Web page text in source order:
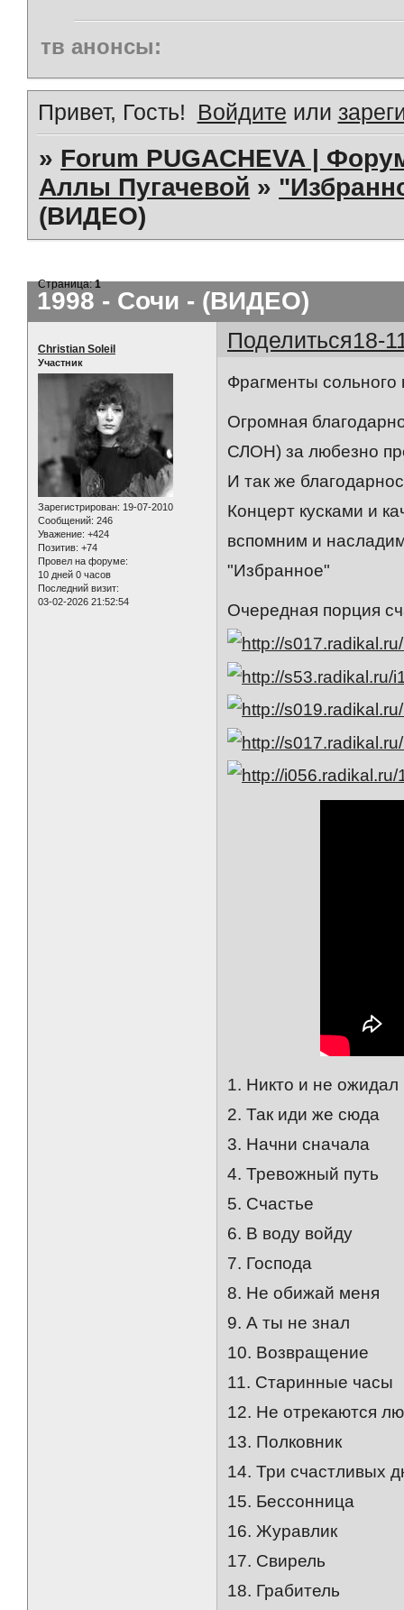
тв анонсы:
Привет, Гость! Войдите или
» Forum PUGACHEVA |
Аллы Пугачевой »
(ВИДЕО)
1998 - Сочи - (ВИДЕО)
Страница:1
Поделиться18-
Christian Soleil
Участник
Зарегистрирован: 19-07-2010
Сообщений: 246
Уважение: +424
Позитив: +74
Провел на форуме:
10 дней 0 часов
Последний визит:
03-02-2026 21:52:54
Фрагменты
Огромная
СЛОН) за любезно
И так же
Концерт кусками и
вспомним и
"Избранное"
Очередная порция
1. Никто и не ожидал
2. Так иди же сюда
3. Начни сначала
4. Тревожный путь
5. Счастье
6. В воду войду
7. Господа
8. Не обижай меня
9. А ты не знал
10. Возвращение
11. Старинные часы
12. Не отрекаются
13. Полковник
14. Три счастливых
15. Бессонница
16. Журавлик
17. Свирель
18. Грабитель